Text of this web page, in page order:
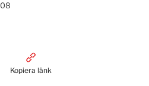
Kopiera länk